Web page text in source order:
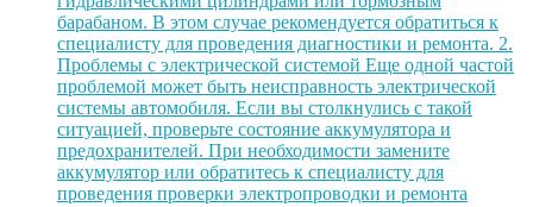
барабаном. В этом случае рекомендуется обратиться к
специалисту для проведения диагностики и ремонта. 2.
Проблемы с электрической системой Еще одной частой
проблемой может быть неисправность электрической
системы автомобиля. Если вы столкнулись с такой
ситуацией, проверьте состояние аккумулятора и
предохранителей. При необходимости замените
аккумулятор или обратитесь к специалисту для
проведения проверки электропроводки и ремонта